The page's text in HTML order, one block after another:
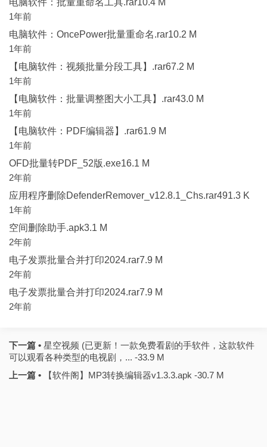
电脑软件：批量重命名工具.rar10.4 M
1年前
电脑软件：OncePower批量重命名.rar10.2 M
1年前
【电脑软件：视频批量分段工具】.rar67.2 M
1年前
【电脑软件：批量调整图大小工具】.rar43.0 M
1年前
【电脑软件：PDF编辑器】.rar61.9 M
1年前
OFD批量转PDF_52版.exe16.1 M
2年前
应用程序删除DefenderRemover_v12.8.1_Chs.rar491.3 K
1年前
空间删除助手.apk3.1 M
2年前
电子发票批量合并打印2024.rar7.9 M
2年前
电子发票批量合并打印2024.rar7.9 M
2年前
下一篇 • 星空视频 (已更新！一款免费看剧的手软件，这款软件
可以观看各种类型的电视剧，... -33.9 M
上一篇 • 【软件阁】MP3转换编辑器v1.3.3.apk -30.7 M